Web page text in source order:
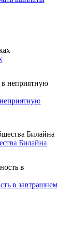
Билайна
в завтрашнем